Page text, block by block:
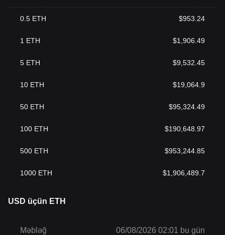
0.5 ETH $953.24
1 ETH $1,906.49
5 ETH $9,532.45
10 ETH $19,064.9
50 ETH $95,324.49
100 ETH $190,648.97
500 ETH $953,244.85
1000 ETH $1,906,489.7
USD üçün ETH
Məbləğ 06/08/2026 02:01 bu gün